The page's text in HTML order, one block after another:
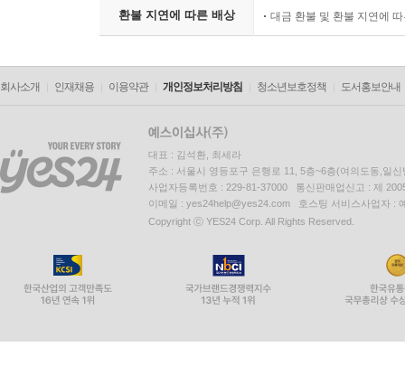
환불 지연에 따른 배상 대금 환불 및 환불 지연에
회사소개 인재채용 이용약관 개인정보처리방침 청소년보호정책 도서홍보안내
대표 : 김석환, 최세라
주소 : 서울시 영등포구 은행로 11, 5층~6층(여의도동,일신
사업자등록번호 : 229-81-37000 통신판매업신고 : 제
이메일 : yes24help@yes24.com 호스팅 서비스사업자 :
Copyright ⓒ YES24 Corp. All Rights Reserved.